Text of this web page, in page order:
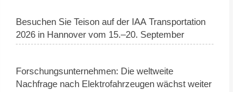
Besuchen Sie Teison auf der IAA Transportation
2026 in Hannover vom 15.–20. September
Forschungsunternehmen: Die weltweite
Nachfrage nach Elektrofahrzeugen wächst weiter